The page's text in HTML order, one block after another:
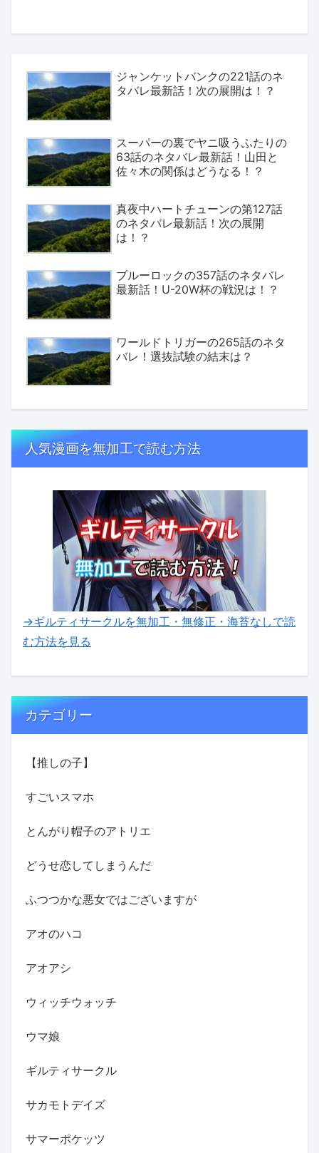
ジャンケットバンクの221話のネ
タバレ最新話！次の展開は！？
スーパーの裏でヤニ吸うふたりの
63話のネタバレ最新話！山田と
佐々木の関係はどうなる！？
真夜中ハートチューンの第127話
のネタバレ最新話！次の展開
は！？
ブルーロックの357話のネタバレ
最新話！U-20W杯の戦況は！？
ワールドトリガーの265話のネタ
バレ！選抜試験の結末は？
人気漫画を無加工で読む方法
→ギルティサークルを無加工・無修正・海苔なしで読
む方法を見る
カテゴリー
【推しの子】
すごいスマホ
とんがり帽子のアトリエ
どうせ恋してしまうんだ
ふつつかな悪女ではございますが
アオのハコ
アオアシ
ウィッチウォッチ
ウマ娘
ギルティサークル
サカモトデイズ
サマーポケッツ